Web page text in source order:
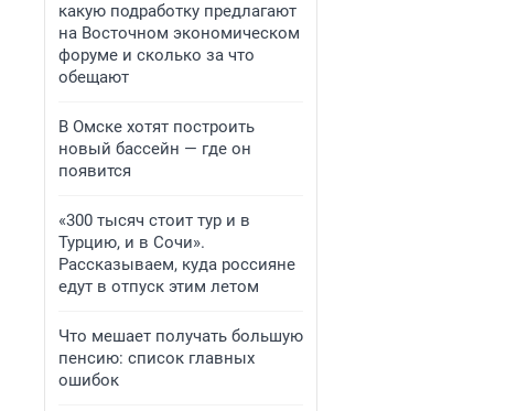
какую подработку предлагают
на Восточном экономическом
форуме и сколько за что
обещают
В Омске хотят построить
новый бассейн — где он
появится
«300 тысяч стоит тур и в
Турцию, и в Сочи».
Рассказываем, куда россияне
едут в отпуск этим летом
Что мешает получать большую
пенсию: список главных
ошибок